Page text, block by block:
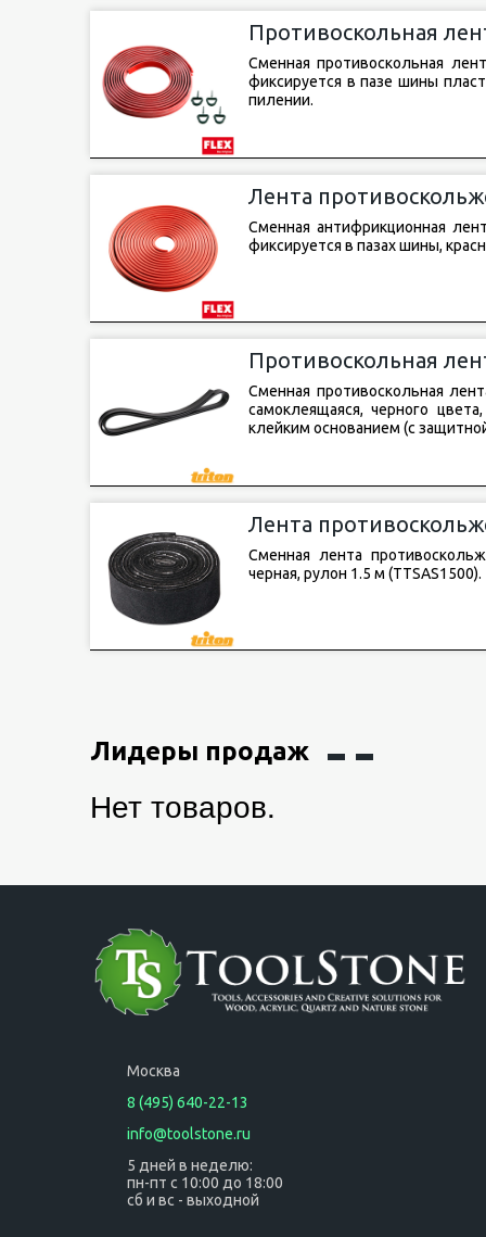
Противоскольная
Сменная противоскольная
фиксируется в пазе шины
пилении.
Лента
4)
Сменная антифрикционная
фиксируется в пазах шины,
Противоскольная
Сменная противоскольная
самоклеящаяся, черного
клейким основанием (с
Лента
(TTSAS1500)
Сменная лента
черная, рулон 1.5 м (TTSAS1500).
Лидеры продаж
Нет товаров.
Москва
8 (495) 640-22-13
info@toolstone.ru
5 дней в неделю:
пн-пт с 10:00 до 18:00
сб и вс - выходной